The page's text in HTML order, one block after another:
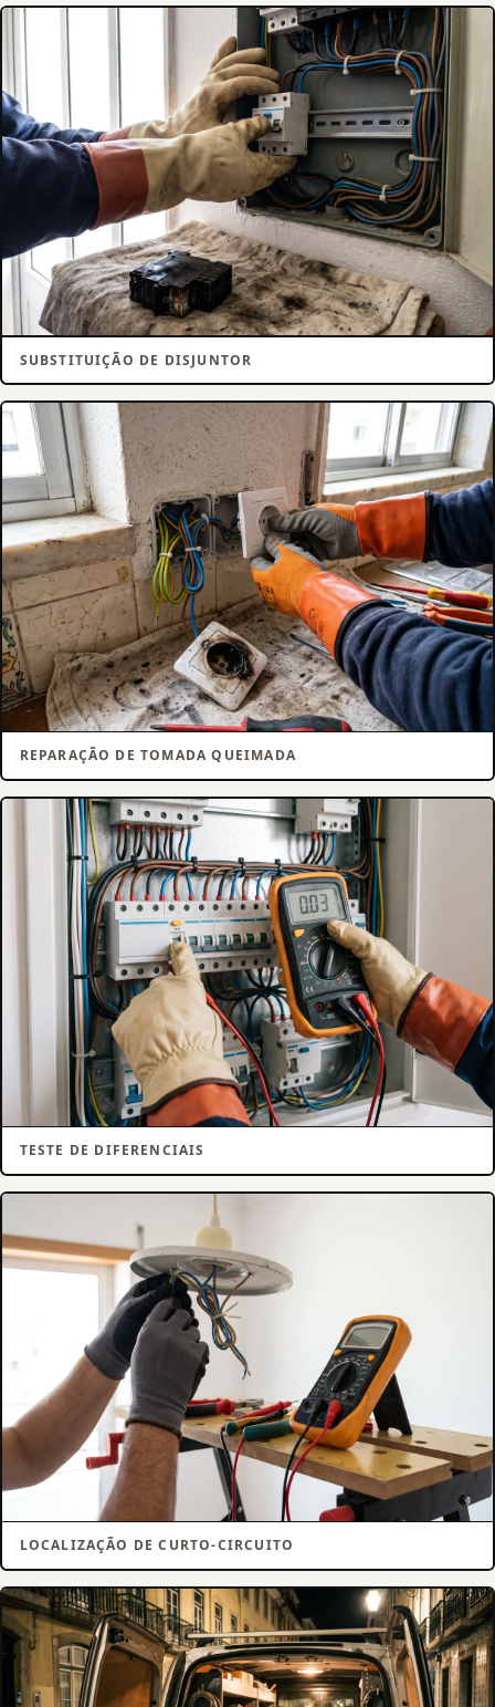
SUBSTITUIÇÃO DE DISJUNTOR
REPARAÇÃO DE TOMADA QUEIMADA
TESTE DE DIFERENCIAIS
LOCALIZAÇÃO DE CURTO-CIRCUITO